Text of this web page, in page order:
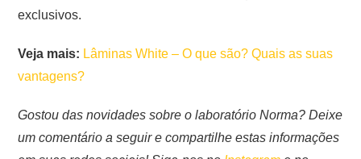
exclusivos.
Veja mais: Lâminas White – O que são? Quais as suas
vantagens?
Gostou das novidades sobre o laboratório Norma? Deixe
um comentário a seguir e compartilhe estas informações